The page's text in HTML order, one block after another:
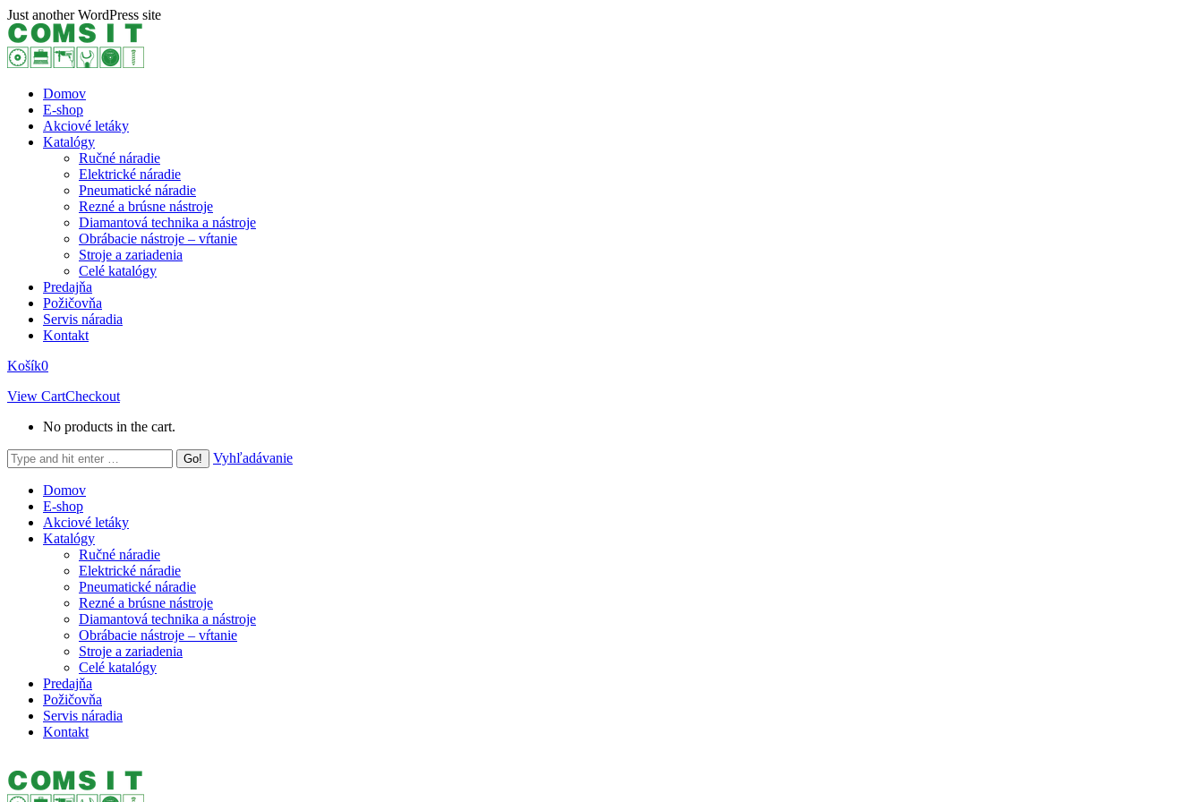
Skip
to
content
Just another WordPress site
Domov
E-shop
Akciové letáky
Katalógy
Ručné náradie
Elektrické náradie
Pneumatické náradie
Rezné a brúsne nástroje
Diamantová technika a nástroje
Obrábacie nástroje – vŕtanie
Stroje a zariadenia
Celé katalógy
Predajňa
Požičovňa
Servis náradia
Kontakt
Košík0
View CartCheckout
No products in the cart.
Search:
Vyhľadávanie
Domov
E-shop
Akciové letáky
Katalógy
Ručné náradie
Elektrické náradie
Pneumatické náradie
Rezné a brúsne nástroje
Diamantová technika a nástroje
Obrábacie nástroje – vŕtanie
Stroje a zariadenia
Celé katalógy
Predajňa
Požičovňa
Servis náradia
Kontakt